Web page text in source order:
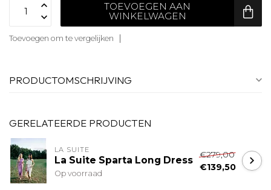
TOEVOEGEN AAN
WINKELWAGEN
Toevoegen om te vergelijken
PRODUCTOMSCHRIJVING
GERELATEERDE PRODUCTEN
LA SUITE
La Suite Sparta Long Dress
Op voorraad
€279,00
€139,50